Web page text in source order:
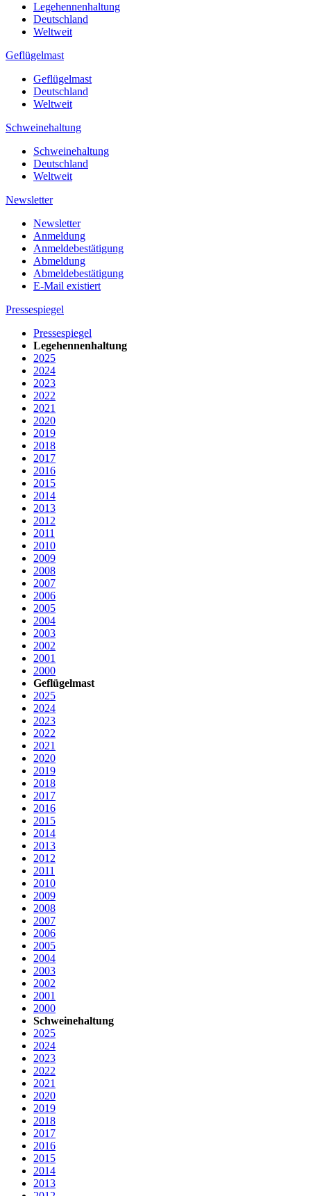
Legehennenhaltung
Deutschland
Weltweit
Geflügelmast
Geflügelmast
Deutschland
Weltweit
Schweinehaltung
Schweinehaltung
Deutschland
Weltweit
Newsletter
Newsletter
Anmeldung
Anmeldebestätigung
Abmeldung
Abmeldebestätigung
E-Mail existiert
Pressespiegel
Pressespiegel
Legehennenhaltung
2025
2024
2023
2022
2021
2020
2019
2018
2017
2016
2015
2014
2013
2012
2011
2010
2009
2008
2007
2006
2005
2004
2003
2002
2001
2000
Geflügelmast
2025
2024
2023
2022
2021
2020
2019
2018
2017
2016
2015
2014
2013
2012
2011
2010
2009
2008
2007
2006
2005
2004
2003
2002
2001
2000
Schweinehaltung
2025
2024
2023
2022
2021
2020
2019
2018
2017
2016
2015
2014
2013